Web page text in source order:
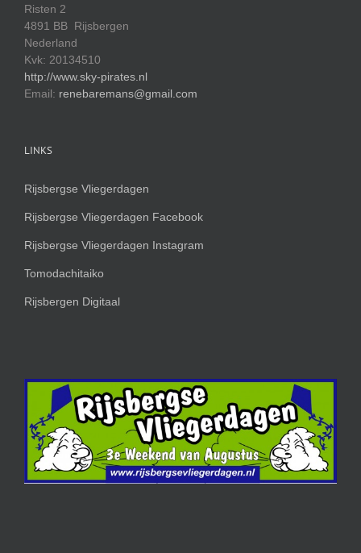
Risten 2
4891 BB Rijsbergen
Nederland
Kvk: 20134510
http://www.sky-pirates.nl
Email: renebaremans@gmail.com
LINKS
Rijsbergse Vliegerdagen
Rijsbergse Vliegerdagen Facebook
Rijsbergse Vliegerdagen Instagram
Tomodachitaiko
Rijsbergen Digitaal